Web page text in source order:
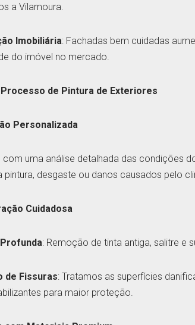
a Vilamoura.
Imobiliária: Fachadas bem cuidadas
do imóvel no mercado.
de Pintura de Exteriores
Personalizada
com uma análise detalhada das condições
pintura, desgaste ou danos causados pelo
Cuidadosa
: Remoção de tinta antiga, salitre e
de Fissuras: Tratamos as superfícies
para maior proteção.